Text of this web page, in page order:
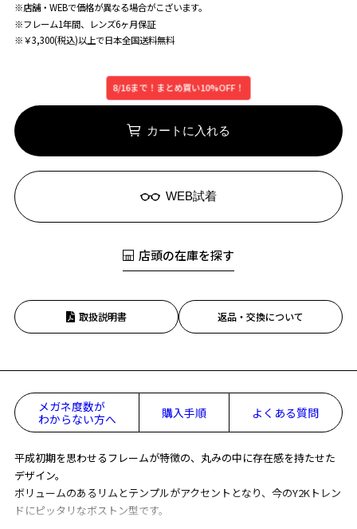
※店舗・WEBで価格が異なる場合がこざいます。
※フレーム1年間、レンズ6ヶ月保証
※￥3,300(税込)以上で日本全国送料無料
8/16まで！まとめ買い10%OFF！
カートに入れる
WEB試着
店頭の在庫を探す
取扱説明書 返品・交換について
メガネ度数が
わからない方へ
購入手順 よくある質問
平成初期を思わせるフレームが特徴の、丸みの中に存在感を持たせた
デザイン。
ボリュームのあるリムとテンプルがアクセントとなり、今のY2Kトレン
ドにピッタリなボストン型です。